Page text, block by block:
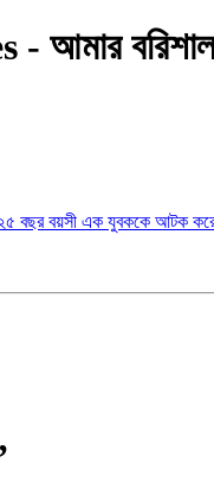
- আমার
বছর বয়সী এক যুবককে আটক